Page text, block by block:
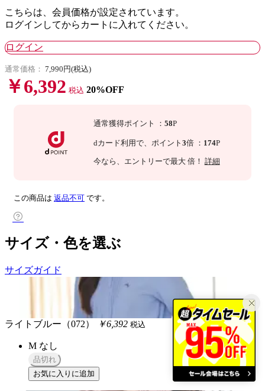
こちらは、会員価格が設定されています。
ログインしてからカートに入れてください。
ログイン
通常価格： 7,990円(税込)
￥6,392 税込 20%OFF
通常獲得ポイント ： 58P
dカード利用で、 ポイント 3倍 ： 174P
今なら 、エントリーで最大 倍！ 詳細
この商品は 返品不可 です。
サイズ・色を選ぶ
サイズガイド
ライトブルー（072） ￥6,392 税込
M なし
品切れ
お気に入りに追加